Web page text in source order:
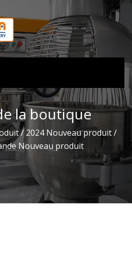
la boutique
/ 2024 Nouveau produit/
Nouveau produit